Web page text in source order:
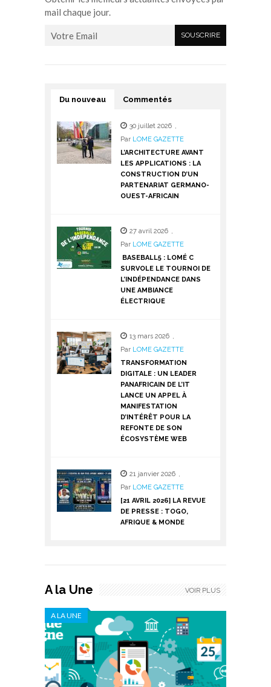
mail chaque jour.
Du nouveau Commentés
30 juillet 2026 ,
Par LOME GAZETTE
L’ARCHITECTURE AVANT
LES APPLICATIONS : LA
CONSTRUCTION D’UN
PARTENARIAT GERMANO-
OUEST-AFRICAIN
27 avril 2026 ,
Par LOME GAZETTE
BASEBALL5 : LOMÉ C
SURVOLE LE TOURNOI DE
L’INDÉPENDANCE DANS
UNE AMBIANCE
ÉLECTRIQUE
13 mars 2026 ,
Par LOME GAZETTE
TRANSFORMATION
DIGITALE : UN LEADER
PANAFRICAIN DE L’IT
LANCE UN APPEL À
MANIFESTATION
D’INTÉRÊT POUR LA
REFONTE DE SON
ÉCOSYSTÈME WEB
21 janvier 2026 ,
Par LOME GAZETTE
[21 AVRIL 2026] LA REVUE
DE PRESSE : TOGO,
AFRIQUE & MONDE
A la Une
A LA UNE
VOIR PLUS